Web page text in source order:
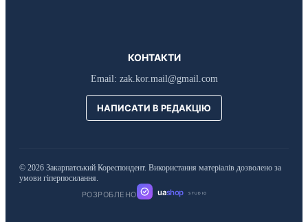
КОНТАКТИ
Email: zak.kor.mail@gmail.com
НАПИСАТИ В РЕДАКЦІЮ
© 2026 Закарпатський Кореспондент. Використання матеріалів дозволено за
умови гіперпосилання.
РОЗРОБЛЕНО
uashop STUDIO